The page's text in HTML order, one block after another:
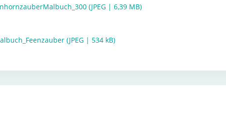
(JPEG | 6,39 MB)
(JPEG | 534 kB)